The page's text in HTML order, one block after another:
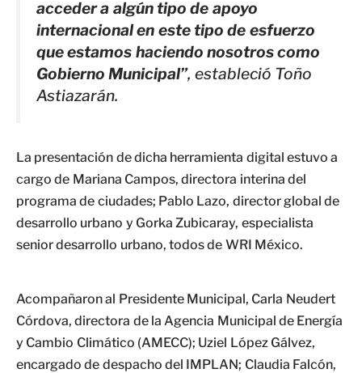
acceder a algún tipo de apoyo
internacional en este tipo de esfuerzo
que estamos haciendo nosotros como
Gobierno Municipal”, estableció Toño
Astiazarán.
La presentación de dicha herramienta digital estuvo a
cargo de Mariana Campos, directora interina del
programa de ciudades; Pablo Lazo, director global de
desarrollo urbano y Gorka Zubicaray, especialista
senior desarrollo urbano, todos de WRI México.
Acompañaron al Presidente Municipal, Carla Neudert
Córdova, directora de la Agencia Municipal de Energía
y Cambio Climático (AMECC); Uziel López Gálvez,
encargado de despacho del IMPLAN; Claudia Falcón,